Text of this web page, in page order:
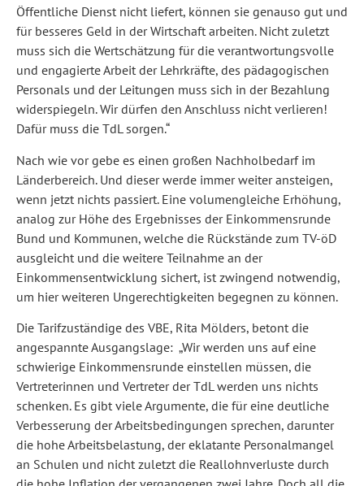
Öffentliche Dienst nicht liefert, können sie genauso gut und
für besseres Geld in der Wirtschaft arbeiten. Nicht zuletzt
muss sich die Wertschätzung für die verantwortungsvolle
und engagierte Arbeit der Lehrkräfte, des pädagogischen
Personals und der Leitungen muss sich in der Bezahlung
widerspiegeln. Wir dürfen den Anschluss nicht verlieren!
Dafür muss die TdL sorgen.“
Nach wie vor gebe es einen großen Nachholbedarf im
Länderbereich. Und dieser werde immer weiter ansteigen,
wenn jetzt nichts passiert. Eine volumengleiche Erhöhung,
analog zur Höhe des Ergebnisses der Einkommensrunde
Bund und Kommunen, welche die Rückstände zum TV-öD
ausgleicht und die weitere Teilnahme an der
Einkommensentwicklung sichert, ist zwingend notwendig,
um hier weiteren Ungerechtigkeiten begegnen zu können.
Die Tarifzuständige des VBE, Rita Mölders, betont die
angespannte Ausgangslage: „Wir werden uns auf eine
schwierige Einkommensrunde einstellen müssen, die
Vertreterinnen und Vertreter der TdL werden uns nichts
schenken. Es gibt viele Argumente, die für eine deutliche
Verbesserung der Arbeitsbedingungen sprechen, darunter
die hohe Arbeitsbelastung, der eklatante Personalmangel
an Schulen und nicht zuletzt die Reallohnverluste durch